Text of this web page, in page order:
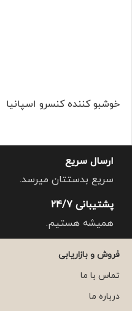
خوشبو کننده کنسرو اسپانیا
ارسال سریع
سریع بدستتان میرسد.
پشتیبانی 24/7
همیشه هستیم.
فروش و بازاریابی
تماس با ما
درباره ما